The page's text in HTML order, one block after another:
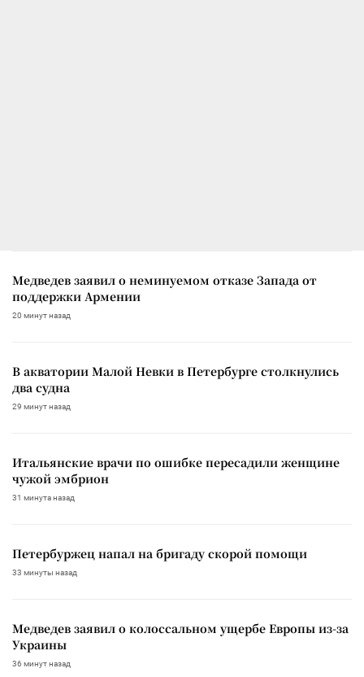
Медведев заявил о неминуемом отказе Запада от
поддержки Армении
20 минут назад
В акватории Малой Невки в Петербурге столкнулись
два судна
29 минут назад
Итальянские врачи по ошибке пересадили женщине
чужой эмбрион
31 минута назад
Петербуржец напал на бригаду скорой помощи
33 минуты назад
Медведев заявил о колоссальном ущербе Европы из-за
Украины
36 минут назад